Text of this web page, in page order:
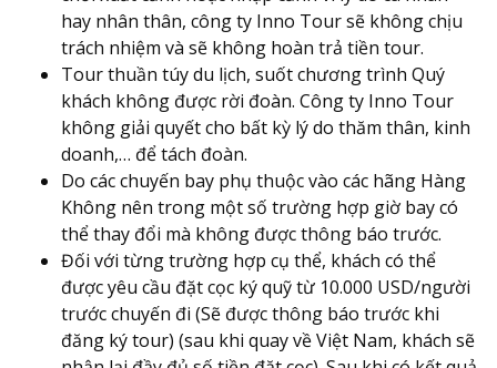
hay nhân thân, công ty Inno Tour sẽ không chịu
trách nhiệm và sẽ không hoàn trả tiền tour.
Tour thuần túy du lịch, suốt chương trình Quý
khách không được rời đoàn. Công ty Inno Tour
không giải quyết cho bất kỳ lý do thăm thân, kinh
doanh,… để tách đoàn.
Do các chuyến bay phụ thuộc vào các hãng Hàng
Không nên trong một số trường hợp giờ bay có
thể thay đổi mà không được thông báo trước.
Đối với từng trường hợp cụ thể, khách có thể
được yêu cầu đặt cọc ký quỹ từ 10.000 USD/người
trước chuyến đi (Sẽ được thông báo trước khi
đăng ký tour) (sau khi quay về Việt Nam, khách sẽ